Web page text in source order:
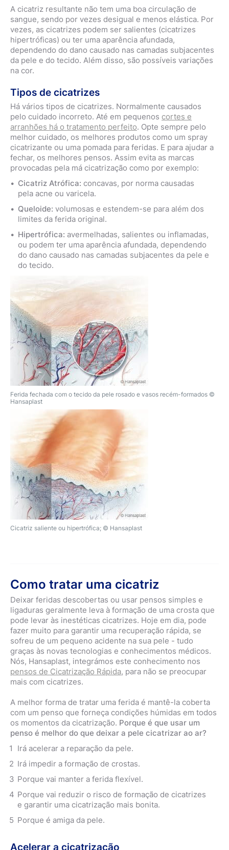
A cicatriz resultante não tem uma boa circulação de
sangue, sendo por vezes desigual e menos elástica. Por
vezes, as cicatrizes podem ser salientes (cicatrizes
hipertróficas) ou ter uma aparência afundada,
dependendo do dano causado nas camadas subjacentes
da pele e do tecido. Além disso, são possíveis variações
na cor.
Tipos de cicatrizes
Ferida fechada com o tecido da pele rosado e vasos recém-formados ©
Hansaplast
Cicatriz saliente ou hipertrófica; © Hansaplast
Há vários tipos de cicatrizes. Normalmente causados
pelo cuidado incorreto. Até em pequenos cortes e
arranhões há o tratamento perfeito. Opte sempre pelo
melhor cuidado, os melhores produtos como um spray
cicatrizante ou uma pomada para feridas. E para ajudar a
fechar, os melhores pensos. Assim evita as marcas
provocadas pela má cicatrização como por exemplo:
Cicatriz Atrófica: concavas, por norma causadas
pela acne ou varicela.
Queloide: volumosas e estendem-se para além dos
limites da ferida original.
Hipertrófica: avermelhadas, salientes ou inflamadas,
ou podem ter uma aparência afundada, dependendo
do dano causado nas camadas subjacentes da pele e
do tecido.
Como tratar uma cicatriz
Deixar feridas descobertas ou usar pensos simples e
ligaduras geralmente leva à formação de uma crosta que
pode levar às inestéticas cicatrizes. Hoje em dia, pode
fazer muito para garantir uma recuperação rápida, se
sofreu de um pequeno acidente na sua pele - tudo
graças às novas tecnologias e conhecimentos médicos.
Nós, Hansaplast, integrámos este conhecimento nos
pensos de Cicatrização Rápida, para não se preocupar
mais com cicatrizes.
A melhor forma de tratar uma ferida é mantê-la coberta
com um penso que forneça condições húmidas em todos
os momentos da cicatrização. Porque é que usar um
penso é melhor do que deixar a pele cicatrizar ao ar?
Irá acelerar a reparação da pele.
Irá impedir a formação de crostas.
Porque vai manter a ferida flexível.
Porque vai reduzir o risco de formação de cicatrizes
e garantir uma cicatrização mais bonita.
Porque é amiga da pele.
Acelerar a cicatrização